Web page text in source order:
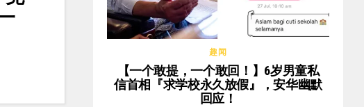
趣闻
【一个敢提，一个敢回！】6岁男童私
信首相『求学校永久放假』，安华幽默
回应！